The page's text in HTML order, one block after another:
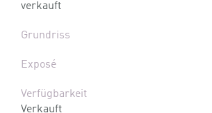
verkauft
Grundriss
Exposé
Verfügbarkeit
Verkauft